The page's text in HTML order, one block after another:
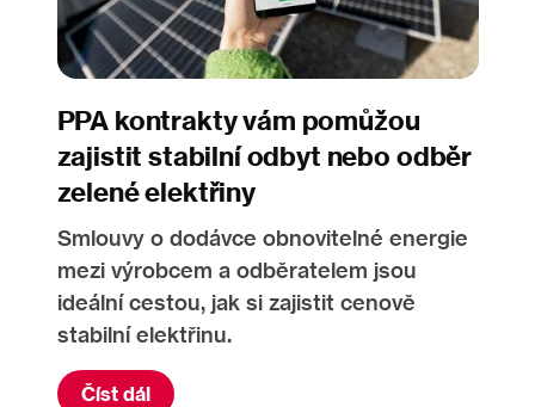
PPA kontrakty vám pomůžou
zajistit stabilní odbyt nebo odběr
zelené elektřiny
Smlouvy o dodávce obnovitelné energie
mezi výrobcem a odběratelem jsou
ideální cestou, jak si zajistit cenově
stabilní elektřinu.
Číst dál